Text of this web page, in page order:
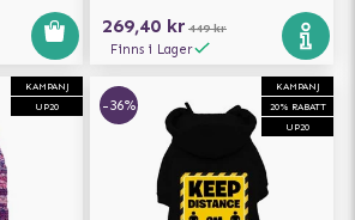
269,40 kr 449 kr
Finns i Lager
KAMPANJ
UP20
KAMPANJ
20% RABATT
UP20
-36%